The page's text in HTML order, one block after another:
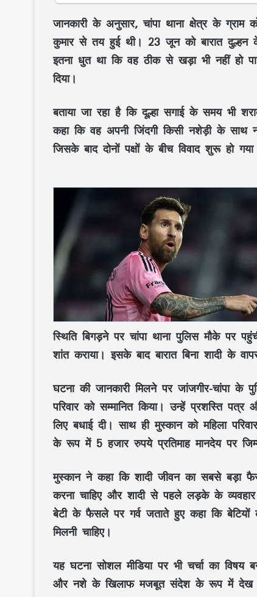
जानकारी के अनुसार, चांपा थाना क्षेत्र के ग्राम
कुमार से तय हुई थी। 23 जून को बारात दुल्हन
इतना धुत था कि वह ठीक से खड़ा भी नहीं हो
दिया।
बताया जा रहा है कि दूल्हा सगाई के समय भी
कहा कि वह अपनी जिंदगी किसी नशेड़ी के साथ
जिसके बाद दोनों पक्षों के बीच विवाद शुरू हो
स्थिति बिगड़ने पर चांपा थाना पुलिस मौके पर
शांत कराया। इसके बाद बारात बिना शादी के
घटना की जानकारी मिलने पर जांजगीर-चांपा
परिवार को सम्मानित किया। उन्हें प्रशस्ति
लिए बधाई दी। साथ ही मुस्कान को महिला
के रूप में 5 हजार रुपये प्रतिमाह मानदेय पर
मुस्कान ने कहा कि शादी जीवन का सबसे बड़ा
करना चाहिए और शादी से पहले लड़के के
बेटी के फैसले पर गर्व जताते हुए कहा कि
मिलनी चाहिए।
यह घटना सोशल मीडिया पर भी चर्चा का
और नशे के खिलाफ मजबूत संदेश के रूप में देख